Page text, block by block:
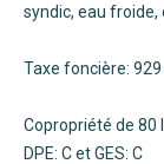
syndic, eau
Taxe foncière: 929
Copropriété de 80
DPE: C et GES: C